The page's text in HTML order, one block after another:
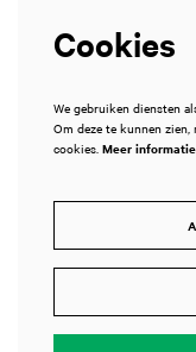
Cookies
We gebruiken diensten
Om deze te kunnen
cookies. Meer